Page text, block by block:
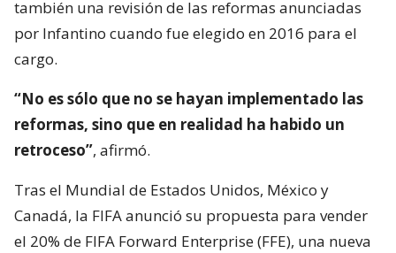
también una revisión de las reformas anunciadas
por Infantino cuando fue elegido en 2016 para el
cargo.
“No es sólo que no se hayan implementado las
reformas, sino que en realidad ha habido un
retroceso”, afirmó.
Tras el Mundial de Estados Unidos, México y
Canadá, la FIFA anunció su propuesta para vender
el 20% de FIFA Forward Enterprise (FFE), una nueva